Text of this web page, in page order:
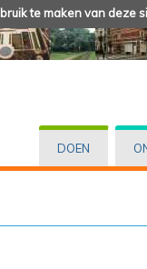
te maken van deze
DOEN